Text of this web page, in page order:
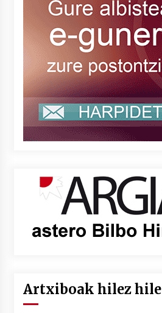
Artxiboak hilez hile